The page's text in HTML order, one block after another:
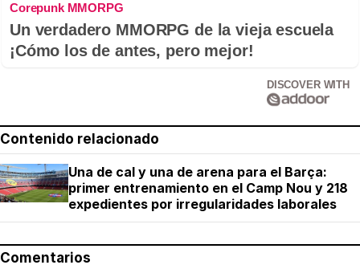
Corepunk MMORPG
Un verdadero MMORPG de la vieja escuela
¡Cómo los de antes, pero mejor!
DISCOVER WITH
Contenido relacionado
Una de cal y una de arena para el Barça:
primer entrenamiento en el Camp Nou y 218
expedientes por irregularidades laborales
Comentarios